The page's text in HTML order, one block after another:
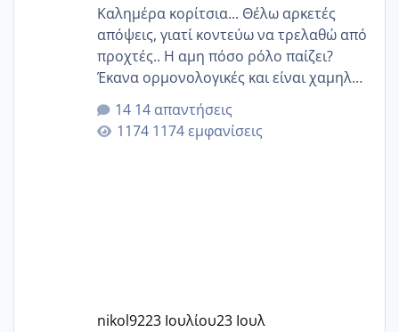
Καλημέρα κορίτσια... Θέλω αρκετές
απόψεις, γιατί κοντεύω να τρελαθώ από
προχτές.. Η αμη πόσο ρόλο παίζει?
Έκανα ορμονολογικές και είναι χαμηλή
για την ηλικία μου.. Είχα ήδη μια
εγκυμοσύνη, που έπρεπε να τερματιστεί
στην 27η εβδομάδα και προσπαθώ 7
14 απαντήσεις
1174 εμφανίσεις
nikol9223 Ιουλίου23 Ιουλ